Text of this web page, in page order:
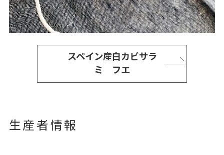
スペイン産白カビサラ
ミ フエ
生産者情報